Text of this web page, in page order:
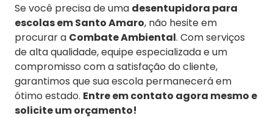
Se você precisa de uma desentupidora para
escolas em Santo Amaro, não hesite em
procurar a Combate Ambiental. Com serviços
de alta qualidade, equipe especializada e um
compromisso com a satisfação do cliente,
garantimos que sua escola permanecerá em
ótimo estado. Entre em contato agora mesmo e
solicite um orçamento!